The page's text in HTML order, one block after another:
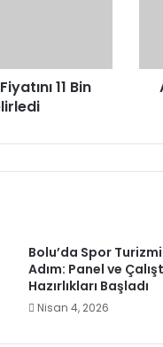
11 Bin
Bolu’da Spor
Adım: Panel ve
Hazırlıkları Başladı
Nisan 4, 2026